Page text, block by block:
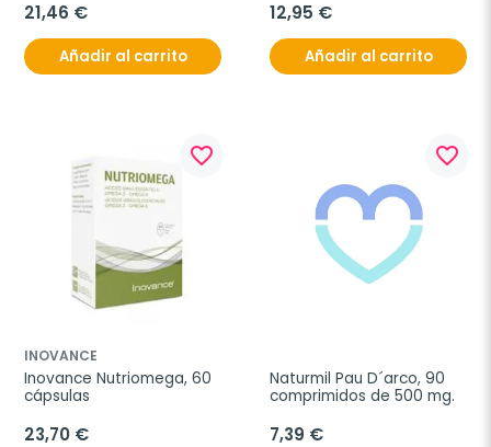
21,46 €
Añadir al carrito
12,95 €
Añadir al carrito
favorite_border
INOVANCE
Inovance Nutriomega, 60
cápsulas
23,70 €
favorite_border
Naturmil Pau D´arco, 90
comprimidos de 500 mg.
7,39 €